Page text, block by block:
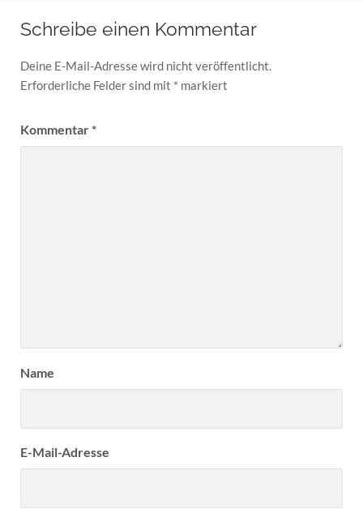
Schreibe einen Kommentar
Deine E-Mail-Adresse wird nicht veröffentlicht.
Erforderliche Felder sind mit * markiert
Kommentar*
Name
E-Mail-Adresse